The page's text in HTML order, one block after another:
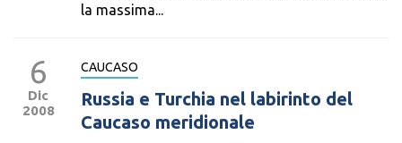
la massima...
6
Dic
2008
CAUCASO
Russia e Turchia nel labirinto del
Caucaso meridionale